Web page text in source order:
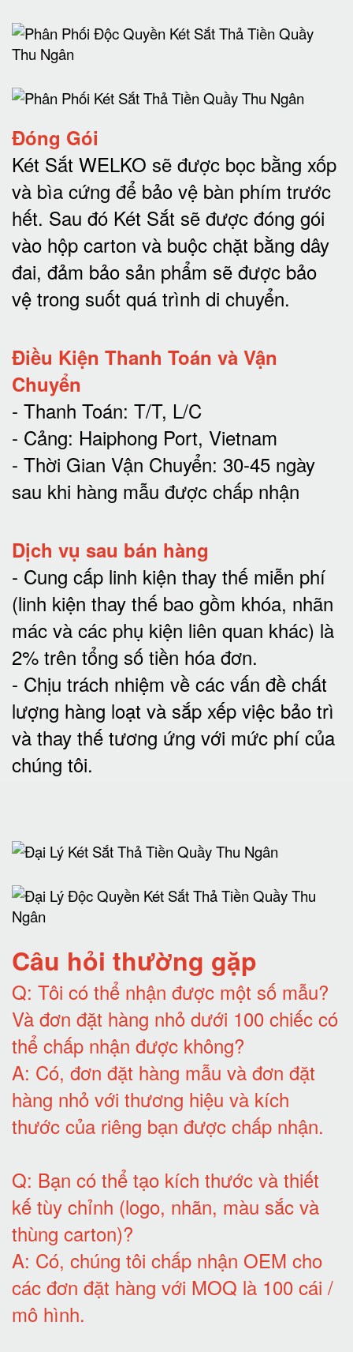
Đóng Gói
Két Sắt WELKO sẽ được bọc bằng xốp
và bìa cứng để bảo vệ bàn phím trước
hết. Sau đó Két Sắt sẽ được đóng gói
vào hộp carton và buộc chặt bằng dây
đai, đảm bảo sản phẩm sẽ được bảo
vệ trong suốt quá trình di chuyển.
Điều Kiện Thanh Toán và Vận
Chuyển
- Thanh Toán: T/T, L/C
- Cảng: Haiphong Port, Vietnam
- Thời Gian Vận Chuyển: 30-45 ngày
sau khi hàng mẫu được chấp nhận
Dịch vụ sau bán hàng
- Cung cấp linh kiện thay thế miễn phí
(linh kiện thay thế bao gồm khóa, nhãn
mác và các phụ kiện liên quan khác) là
2% trên tổng số tiền hóa đơn.
- Chịu trách nhiệm về các vấn đề chất
lượng hàng loạt và sắp xếp việc bảo trì
và thay thế tương ứng với mức phí của
chúng tôi.
Câu hỏi thường gặp
Q: Tôi có thể nhận được một số mẫu?
Và đơn đặt hàng nhỏ dưới 100 chiếc có
thể chấp nhận được không?
A: Có, đơn đặt hàng mẫu và đơn đặt
hàng nhỏ với thương hiệu và kích
thước của riêng bạn được chấp nhận.
Q: Bạn có thể tạo kích thước và thiết
kế tùy chỉnh (logo, nhãn, màu sắc và
thùng carton)?
A: Có, chúng tôi chấp nhận OEM cho
các đơn đặt hàng với MOQ là 100 cái /
mô hình.